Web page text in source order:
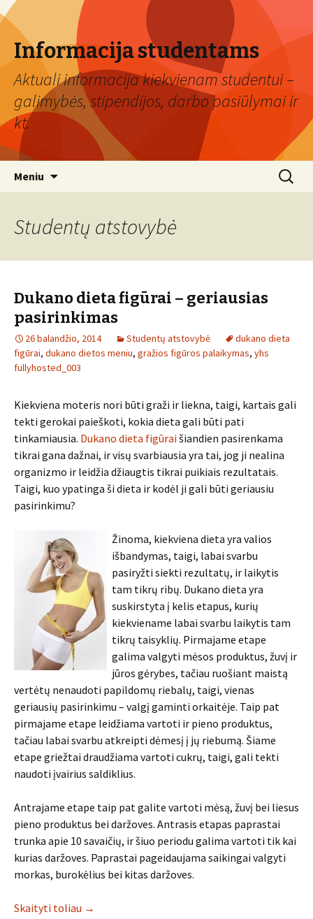
Informacija studentams
Aktuali informacija kiekvienam studentui –
galimybės, stipendijos, darbo pasiūlymai ir
kt.
Meniu Ieškoti:
Studentų atstovybė
Dukano dieta figūrai – geriausias
pasirinkimas
26 balandžio, 2014 Studentų atstovybė
dukano dieta
figūrai, dukano dietos meniu, gražios figūros palaikymas, yhs
fullyhosted_003
Kiekviena moteris nori būti graži ir liekna, taigi, kartais gali
tekti gerokai paieškoti, kokia dieta gali būti pati
tinkamiausia. Dukano dieta figūraišiandien pasirenkama
tikrai gana dažnai, ir visų svarbiausia yra tai, jog ji nealina
organizmo ir leidžia džiaugtis tikrai puikiais rezultatais.
Taigi, kuo ypatinga ši dieta ir kodėl ji gali būti geriausiu
pasirinkimu?
Žinoma, kiekviena dieta yra valios
išbandymas, taigi, labai svarbu
pasiryžti siekti rezultatų, ir laikytis
tam tikrų ribų. Dukano dieta yra
suskirstyta į kelis etapus, kurių
kiekviename labai svarbu laikytis tam
tikrų taisyklių. Pirmajame etape
galima valgyti mėsos produktus, žuvį ir
jūros gėrybes, tačiau ruošiant maistą
vertėtų nenaudoti papildomų riebalų, taigi, vienas
geriausių pasirinkimu – valgį gaminti orkaitėje. Taip pat
pirmajame etape leidžiama vartoti ir pieno produktus,
tačiau labai svarbu atkreipti dėmesį į jų riebumą. Šiame
etape griežtai draudžiama vartoti cukrų, taigi, gali tekti
naudoti įvairius saldiklius.
Antrajame etape taip pat galite vartoti mėsą, žuvį bei liesus
pieno produktus bei daržoves. Antrasis etapas paprastai
trunka apie 10 savaičių, ir šiuo periodu galima vartoti tik kai
kurias daržoves. Paprastai pageidaujama saikingai valgyti
morkas, burokėlius bei kitas daržoves.
Skaityti toliau →